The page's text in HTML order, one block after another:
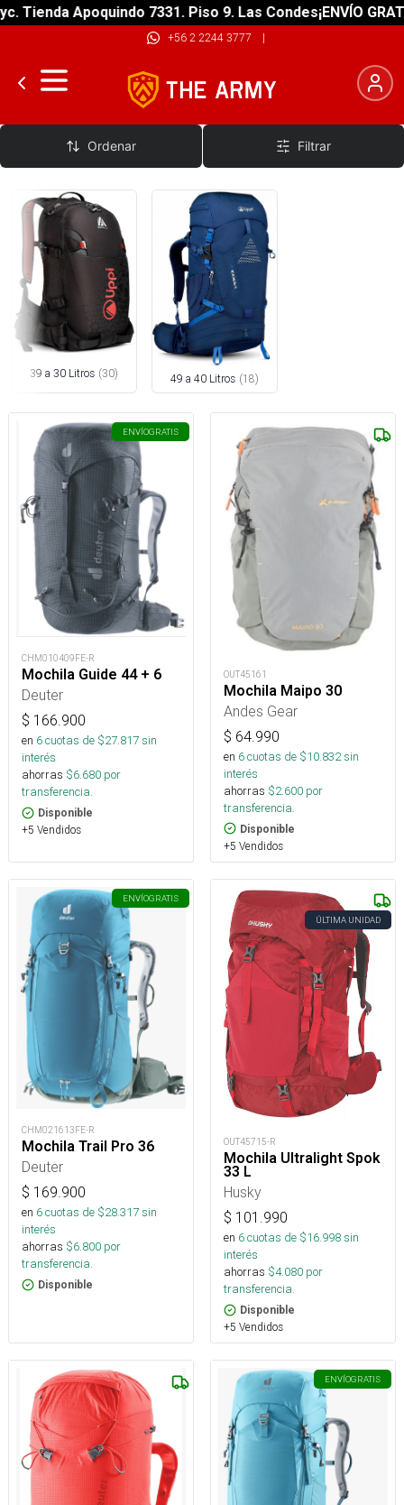
Apoquindo 7331. Piso 9. Las Condes¡ENVÍO GRATIS!
+56 2 2244 3777 |
Mochilas 49 - 30 Lts
Ordenar Filtrar
39 a 30 Litros (30) 49 a 40 Litros (18)
ENVÍOGRATIS
CHM010409FE-R
Mochila Guide 44 + 6
Deuter
$ 166.900
en 6cuotas de $27.817sin
interés
ahorras $6.680 por
transferencia.
Disponible
+5 Vendidos
OUT45161
Mochila Maipo 30
Andes Gear
$ 64.990
en 6cuotas de $10.832sin
interés
ahorras $2.600 por
transferencia.
Disponible
+5 Vendidos
ENVÍOGRATIS
CHM021613FE-R
Mochila Trail Pro 36
Deuter
$ 169.900
en 6cuotas de $28.317sin
interés
ahorras $6.800 por
transferencia.
Disponible
ÚLTIMA UNIDAD
OUT45715-R
Mochila Ultralight Spok
33 L
Husky
$ 101.990
en 6cuotas de $16.998sin
interés
ahorras $4.080 por
transferencia.
Disponible
+5 Vendidos
ENVÍOGRATIS